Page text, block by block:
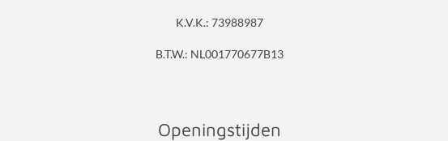
K.V.K.: 73988987
B.T.W.: NL001770677B13
Openingstijden